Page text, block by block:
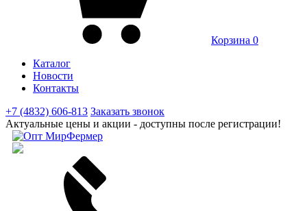
Корзина 0
Каталог
Новости
Контакты
+7 (4832) 606-813 Заказать звонок
Актуальные цены и акции - доступны после регистрации!